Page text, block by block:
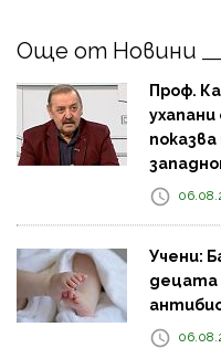
Още от Новини
Проф.
Учени:
децата